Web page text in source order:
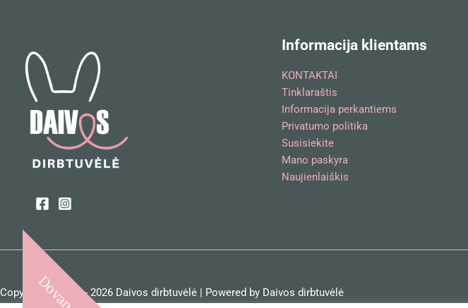
Informacija klientams
KONTAKTAI
Tinklaraštis
Informacija perkantiems
Privatumo politika
Susisiekite
Mano paskyra
Naujienlaiškis
Copyright © 2018 - 2026 Daivos dirbtuvėlė | Powered by Daivos dirbtuvėlė
Dovana!